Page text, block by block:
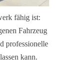
fähig ist:
Fahrzeug
professionelle
kann.